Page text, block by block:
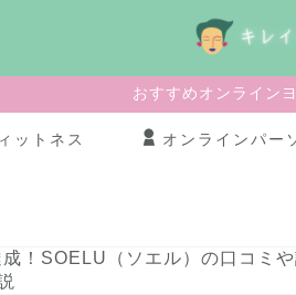
おすすめオンライン
ットネス オンラインパー
！SOELU（ソエル）の口コミ